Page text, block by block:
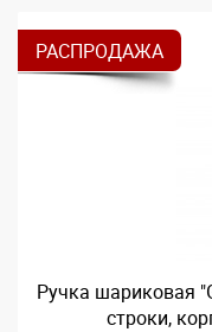
РАСПРОДАЖА
Ручка шариковая
строки,